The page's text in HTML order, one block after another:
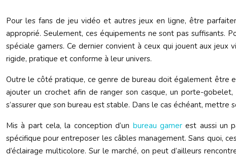
Pour les fans de jeu vidéo et autres jeux en ligne, être
approprié. Seulement, ces équipements ne sont pas suffisants.
spéciale gamers. Ce dernier convient à ceux qui jouent aux jeux
rigide, pratique et conforme à leur univers.
Outre le côté pratique, ce genre de bureau doit également être
ajouter un crochet afin de ranger son casque, un porte-
s’assurer que son bureau est stable. Dans le cas échéant,
Mis à part cela, la conception d’un bureau gamerest aussi un
spécifique pour entreposer les câbles management. Sans quoi,
d’éclairage multicolore. Sur le marché, on peut d’ailleurs